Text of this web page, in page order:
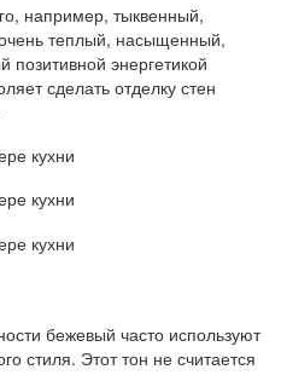
например, тыквенный,
теплый, насыщенный,
энергетикой
сделать отделку стен
бежевый часто используют
стиля. Этот тон не считается